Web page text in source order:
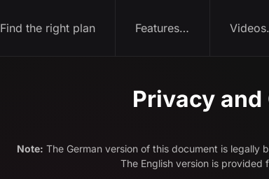
Find the right plan Features…
Privacy
Note: The German version of this document is legally
The English version is provided